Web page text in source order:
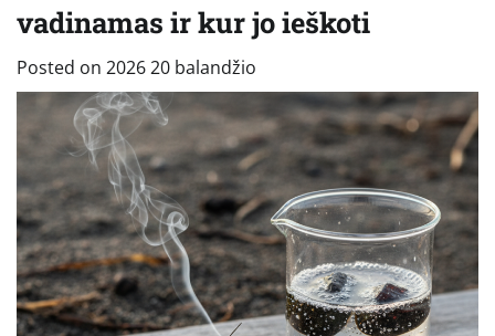
vadinamas ir kur jo ieškoti
Posted on 2026 20 balandžio